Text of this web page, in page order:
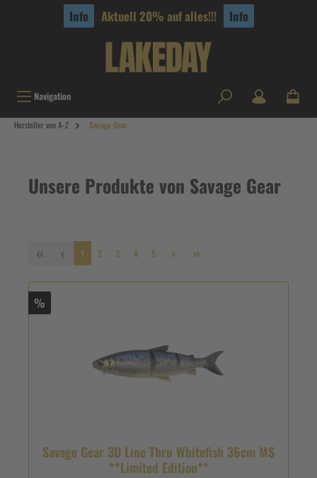
Info Aktuell 20% auf alles!!! Info
Navigation
Hersteller von A-Z Savage Gear
Unsere Produkte von Savage Gear
1 2 3 4 5
%
Savage Gear 3D Line Thru Whitefish 36cm MS
**Limited Edition**